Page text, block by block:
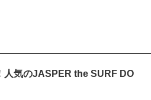
人気のJASPER the SURF DO